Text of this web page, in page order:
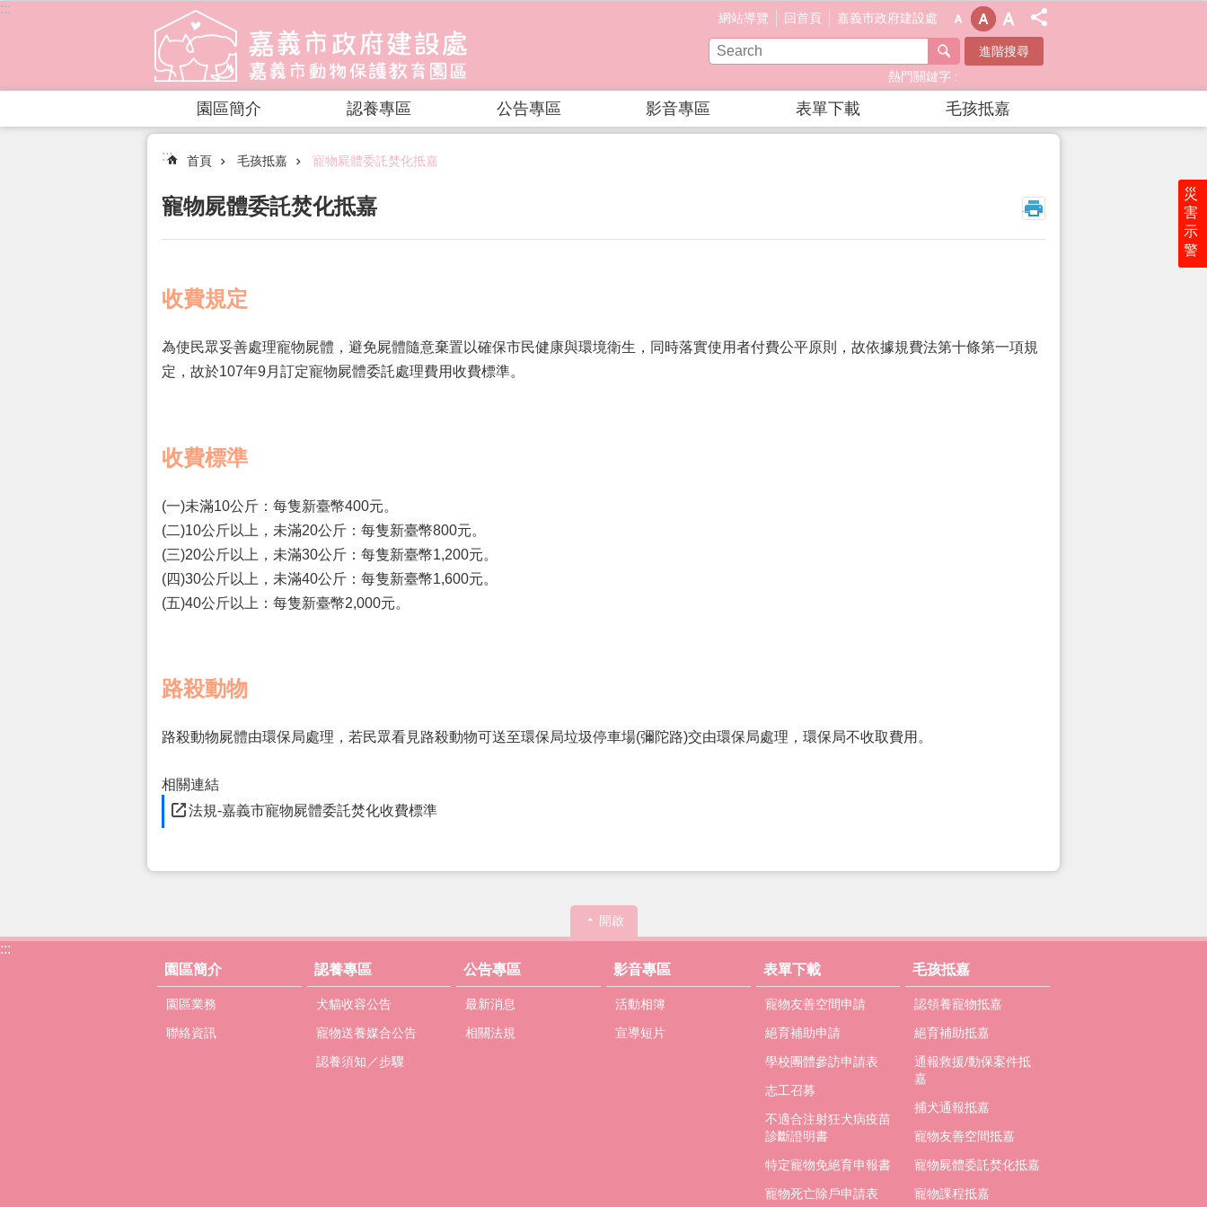
跳到主要內容區塊
災
害
示
警
:::
網站導覽 回首頁 嘉義市政府建設處
進階搜尋
熱門關鍵字
園區簡介 認養專區 公告專區 影音專區 表單下載 毛孩抵嘉
::: 首頁 毛孩抵嘉 寵物屍體委託焚化抵嘉
寵物屍體委託焚化抵嘉 _
收費規定
為使民眾妥善處理寵物屍體，避免屍體隨意棄置以確保市民健康與環境衛生，同時落實使用者付費公平原則，故依據規費法第十條第一項規
定，故於107年9月訂定寵物屍體委託處理費用收費標準。
收費標準
(一)未滿10公斤：每隻新臺幣400元。
(二)10公斤以上，未滿20公斤：每隻新臺幣800元。
(三)20公斤以上，未滿30公斤：每隻新臺幣1,200元。
(四)30公斤以上，未滿40公斤：每隻新臺幣1,600元。
(五)40公斤以上：每隻新臺幣2,000元。
路殺動物
路殺動物屍體由環保局處理，若民眾看見路殺動物可送至環保局垃圾停車場(彌陀路)交由環保局處理，環保局不收取費用。
相關連結
法規-嘉義市寵物屍體委託焚化收費標準
開啟
:::
園區簡介
園區業務
聯絡資訊
認養專區
犬貓收容公告
寵物送養媒合公告
認養須知／步驟
公告專區
最新消息
相關法規
影音專區
活動相簿
宣導短片
表單下載
寵物友善空間申請
絕育補助申請
學校團體參訪申請表
志工召募
不適合注射狂犬病疫苗
診斷證明書
特定寵物免絕育申報書
寵物死亡除戶申請表
毛孩抵嘉
認領養寵物抵嘉
絕育補助抵嘉
通報救援/動保案件抵
嘉
捕犬通報抵嘉
寵物友善空間抵嘉
寵物屍體委託焚化抵嘉
寵物課程抵嘉